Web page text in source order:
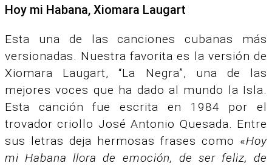
Hoy mi Habana, Xiomara Laugart
Esta una de las canciones cubanas más
versionadas. Nuestra favorita es la versión de
Xiomara Laugart, “La Negra”, una de las
mejores voces que ha dado al mundo la Isla.
Esta canción fue escrita en 1984 por el
trovador criollo José Antonio Quesada. Entre
sus letras deja hermosas frases como «Hoy
mi Habana llora de emoción, de ser feliz, de